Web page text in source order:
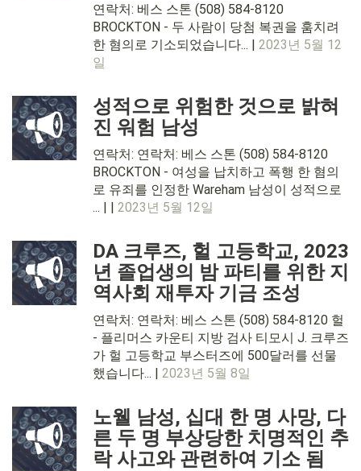
연락처: 베스 스톤 (508) 584-8120
BROCKTON - 두 사람이 당첨 복권을 훔치려
한 혐의로 기소되었습니다... | 2023년 5월 12
일
성적으로 위험한 것으로 밝혀
진 워험 남성
연락처: 연락처: 베스 스톤 (508) 584-8120
BROCKTON - 여성을 납치하고 폭행 한 혐의
로 유죄를 인정한 Wareham 남성이 성적으로
... | | 2023년 5월 12일
DA 크루즈, 헐 고등학교, 2023
년 졸업생의 밤 파티를 위한 지
역사회 재투자 기금 조성
연락처: 연락처: 베스 스톤 (508) 584-8120 헐
- 플리머스 카운티 지방 검사 티모시 J. 크루즈
가 헐 고등학교 부스터즈에 500달러를 선물
했습니다... | 2023년 5월 8일
노웰 남성, 십대 한 명 사망, 다
른 두 명 부상당한 치명적인 추
락 사고와 관련하여 기소 됨